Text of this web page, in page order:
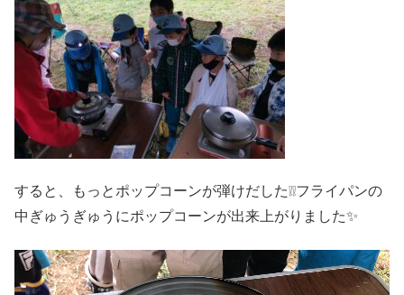
すると、もっとポップコーンが弾けだした❕❕フライパンの
中ぎゅうぎゅうにポップコーンが出来上がりました✨
動
画